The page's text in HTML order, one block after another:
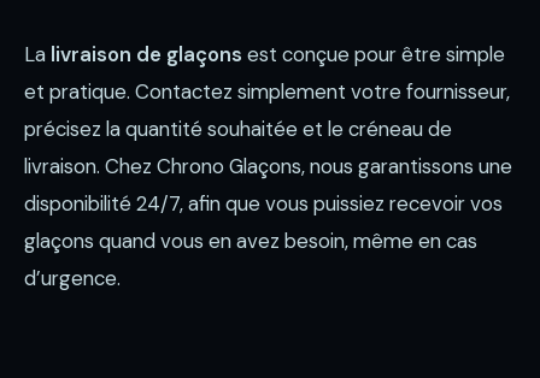
La livraison de glaçons est conçue pour être simple
et pratique. Contactez simplement votre fournisseur,
précisez la quantité souhaitée et le créneau de
livraison. Chez Chrono Glaçons, nous garantissons une
disponibilité 24/7, afin que vous puissiez recevoir vos
glaçons quand vous en avez besoin, même en cas
d’urgence.